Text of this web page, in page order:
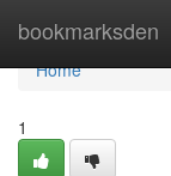
bookmarksden
Home
Home
1